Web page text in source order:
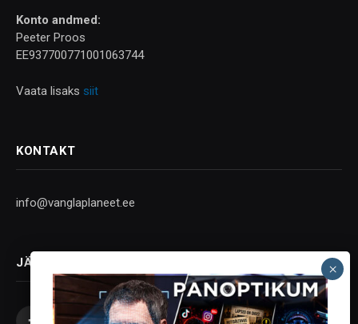
Konto andmed:
Peeter Proos
EE937700771001063744
Vaata lisaks siit
KONTAKT
info@vanglaplaneet.ee
JÄLGI SOTSIAALMEEDIAS